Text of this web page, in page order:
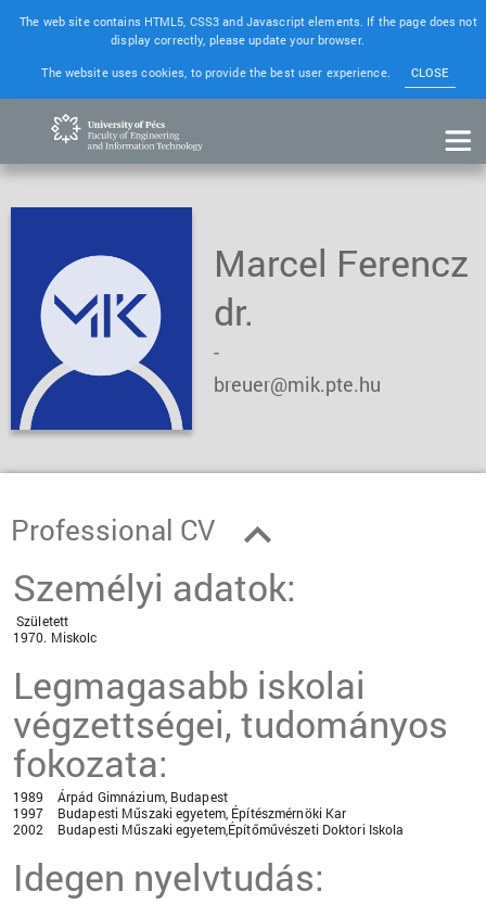
The web site contains HTML5, CSS3 and Javascript elements. If the page does not
display correctly, please update your browser.
The website uses cookies, to provide the best user experience.
CLOSE
Marcel Ferencz
dr.
-
breuer@mik.pte.hu
Professional CV
Személyi adatok:
Született
1970. Miskolc
Legmagasabb iskolai
végzettségei, tudományos
fokozata:
1989 Árpád Gimnázium, Budapest
1997 Budapesti Műszaki egyetem, Építészmérnöki Kar
2002 Budapesti Műszaki egyetem,Építőművészeti Doktori Iskola
Idegen nyelvtudás: